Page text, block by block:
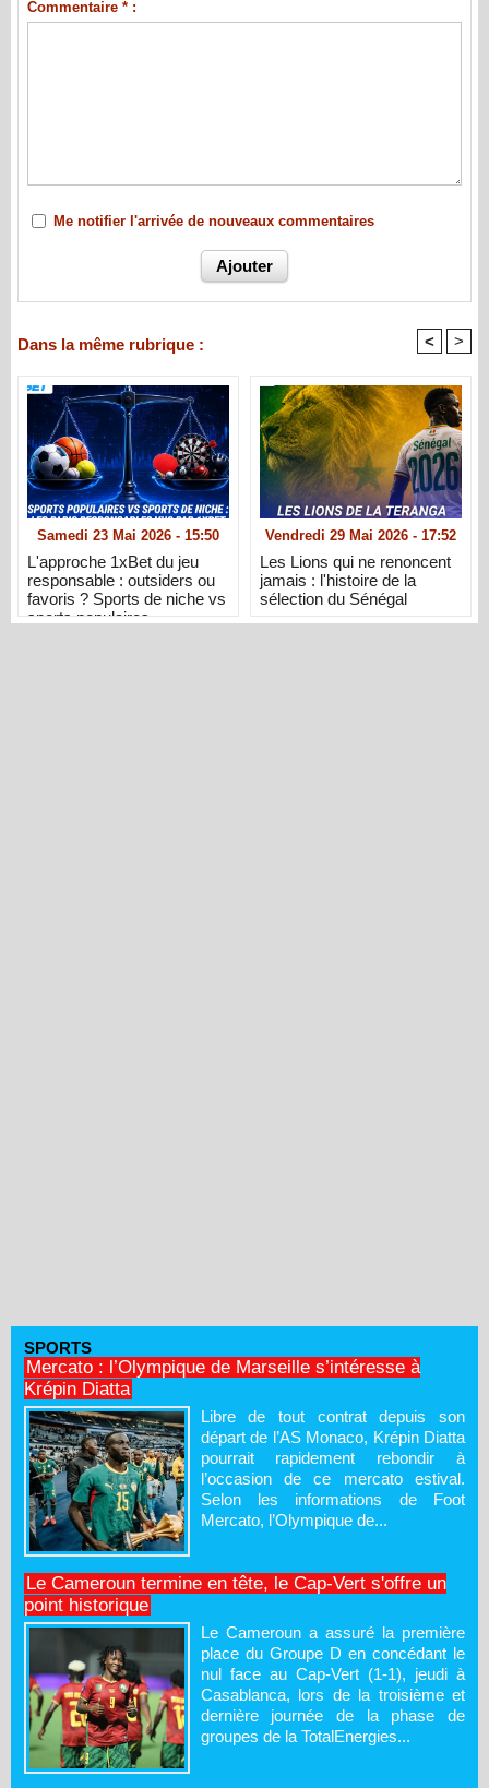
Commentaire * :
Me notifier l'arrivée de nouveaux commentaires
Dans la même rubrique : < >
Samedi 23 Mai 2026 - 15:50
L'approche 1xBet du jeu
responsable : outsiders ou
favoris ? Sports de niche vs
sports populaires
Vendredi 29 Mai 2026 - 17:52
Les Lions qui ne renoncent
jamais : l'histoire de la
sélection du Sénégal
SPORTS
Mercato : l’Olympique de Marseille s’intéresse à
Krépin Diatta
Libre de tout contrat depuis son
départ de l’AS Monaco, Krépin Diatta
pourrait rapidement rebondir à
l’occasion de ce mercato estival.
Selon les informations de Foot
Mercato, l’Olympique de...
Le Cameroun termine en tête, le Cap-Vert s'offre un
point historique
Le Cameroun a assuré la première
place du Groupe D en concédant le
nul face au Cap-Vert (1-1), jeudi à
Casablanca, lors de la troisième et
dernière journée de la phase de
groupes de la TotalEnergies...